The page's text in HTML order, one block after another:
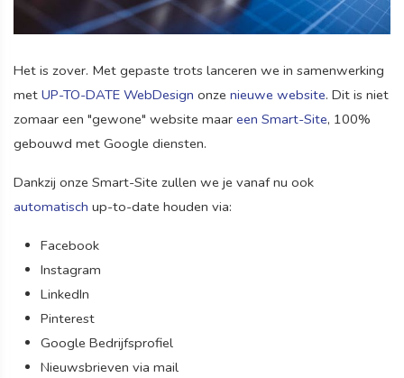
Het is zover. Met gepaste trots lanceren we in samenwerking
met UP-TO-DATE WebDesign onze nieuwe website. Dit is niet
zomaar een "gewone" website maar een Smart-Site, 100%
gebouwd met Google diensten.
Dankzij onze Smart-Site zullen we je vanaf nu ook
automatisch up-to-date houden via:
Facebook
Instagram
LinkedIn
Pinterest
Google Bedrijfsprofiel
Nieuwsbrieven via mail